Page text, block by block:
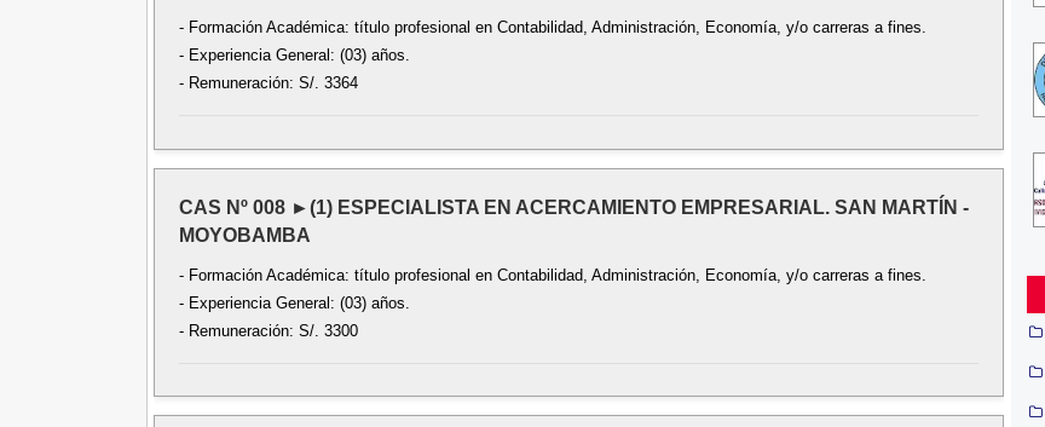
- Formación Académica: título profesional en Contabilidad, Administración, Economía, y/o carreras a fines.
- Experiencia General: (03) años.
- Remuneración: S/. 3364
CAS Nº 008 ►(1) ESPECIALISTA EN ACERCAMIENTO EMPRESARIAL. SAN MARTÍN -
MOYOBAMBA
- Formación Académica: título profesional en Contabilidad, Administración, Economía, y/o carreras a fines.
- Experiencia General: (03) años.
- Remuneración: S/. 3300